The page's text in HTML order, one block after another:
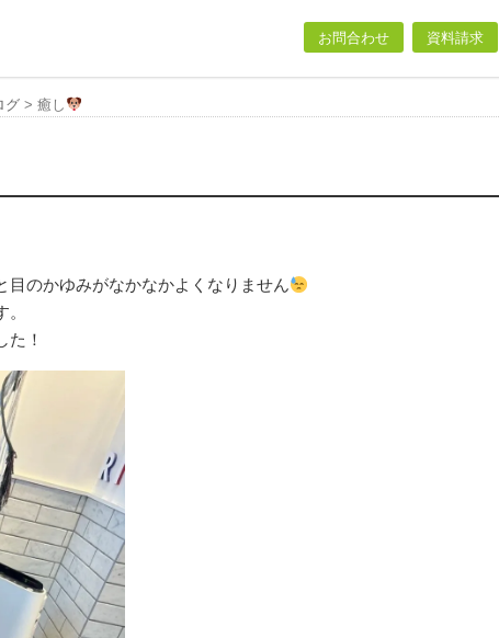
お問合わせ 資料請求
グ > 癒し
のかゆみがなかなかよくなりません
た！